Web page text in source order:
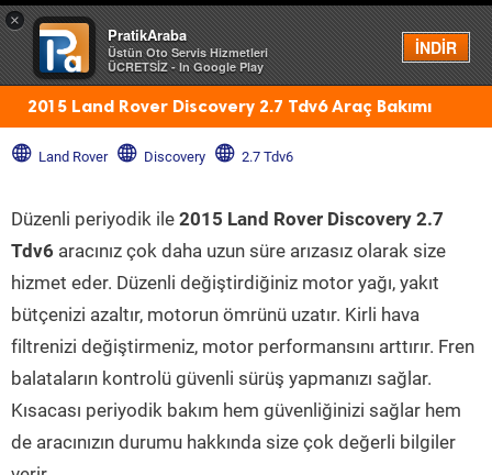
×
PratikAraba
Üstün Oto Servis Hizmetleri
ÜCRETSİZ - In Google Play
İNDİR
Menü
2015 Land Rover Discovery 2.7 Tdv6 Araç Bakımı
Land Rover Discovery 2.7 Tdv6
Düzenli periyodik ile 2015 Land Rover Discovery 2.7
Tdv6 aracınız çok daha uzun süre arızasız olarak size
hizmet eder. Düzenli değiştirdiğiniz motor yağı, yakıt
bütçenizi azaltır, motorun ömrünü uzatır. Kirli hava
filtrenizi değiştirmeniz, motor performansını arttırır. Fren
balataların kontrolü güvenli sürüş yapmanızı sağlar.
Kısacası periyodik bakım hem güvenliğinizi sağlar hem
de aracınızın durumu hakkında size çok değerli bilgiler